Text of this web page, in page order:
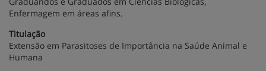
Enfermagem em áreas afins.
Titulação
Extensão em Parasitoses de Importância na Saúde Animal e
Humana